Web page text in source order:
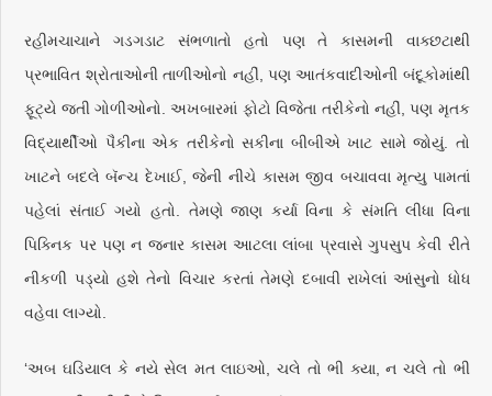
રહીમચાચાને ગડગડાટ સંભળાતો હતો પણ તે કાસમની વાક્છટાથી
પ્રભાવિત શ્રોતાઓની તાળીઓનો નહીં, પણ આતંકવાદીઓની બંદૂકોમાંથી
ફૂટ્યે જતી ગોળીઓનો. અખબારમાં ફોટો વિજેતા તરીકેનો નહીં, પણ મૃતક
વિદ્યાર્થીઓ પૈકીના એક તરીકેનો સકીના બીબીએ ખાટ સામે જોયું. તો
ખાટને બદલે બૅન્ચ દેખાઈ, જેની નીચે કાસમ જીવ બચાવવા મૃત્યુ પામતાં
પહેલાં સંતાઈ ગયો હતો. તેમણે જાણ કર્યા વિના કે સંમતિ લીધા વિના
પિક્નિક પર પણ ન જનાર કાસમ આટલા લાંબા પ્રવાસે ગુપસુપ કેવી રીતે
નીકળી પડ્યો હશે તેનો વિચાર કરતાં તેમણે દબાવી રાખેલાં આંસુનો ધોધ
વહેવા લાગ્યો.
‘અબ ઘડિયાલ કે નયે સેલ મત લાઇઓ, ચલે તો ભી ક્યા, ન ચલે તો ભી